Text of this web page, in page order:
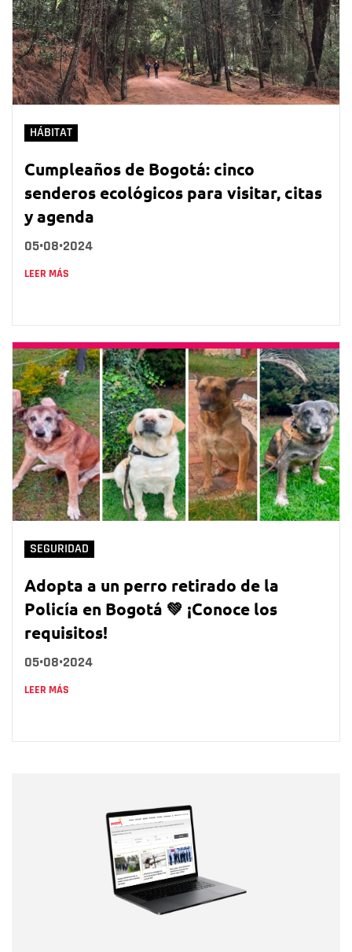
HÁBITAT
Cumpleaños de Bogotá: cinco
senderos ecológicos para visitar, citas
y agenda
05•08•2024
LEER MÁS
SEGURIDAD
Adopta a un perro retirado de la
Policía en Bogotá 💚 ¡Conoce los
requisitos!
05•08•2024
LEER MÁS
Correo electrónico
Tipo de comentario